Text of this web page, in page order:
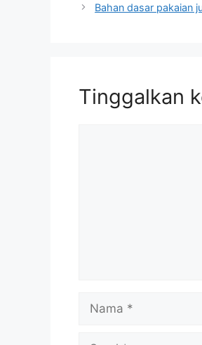
Bahan dasar pakaian
Tinggalkan